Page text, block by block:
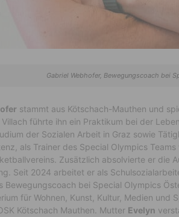
Gabriel Webhofer, Bewegungscoach bei
stammt aus Kötschach-Mauthen und
führte ihn ein Praktikum bei der
der Sozialen Arbeit in Graz sowie
als Trainer des Special Olympics
Zusätzlich absolvierte er die
Seit 2024 arbeitet er als
Bewegungscoach bei Special Olympics
für Wohnen, Kunst, Kultur, Medien und
Kötschach Mauthen. Mutter Evelyn